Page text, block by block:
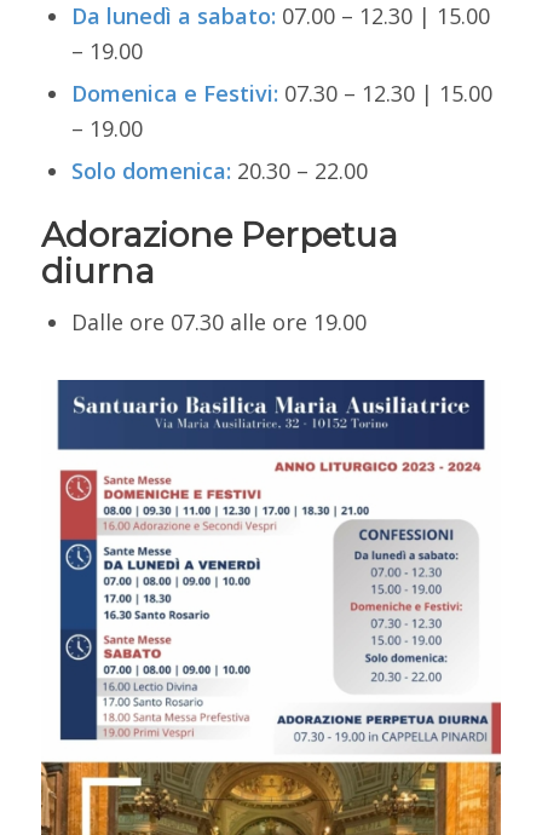
Da lunedì a sabato: 07.00 – 12.30 | 15.00
– 19.00
Domenica e Festivi: 07.30 – 12.30 | 15.00
– 19.00
Solo domenica: 20.30 – 22.00
Adorazione Perpetua
diurna
Dalle ore 07.30 alle ore 19.00